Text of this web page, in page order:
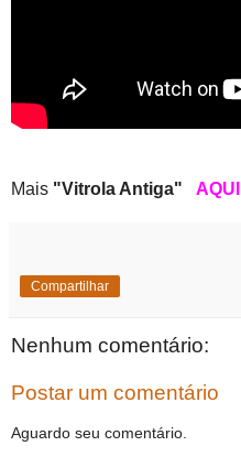
Mais "Vitrola Antiga" AQUI
Compartilhar
Nenhum comentário:
Postar um comentário
Aguardo seu comentário.